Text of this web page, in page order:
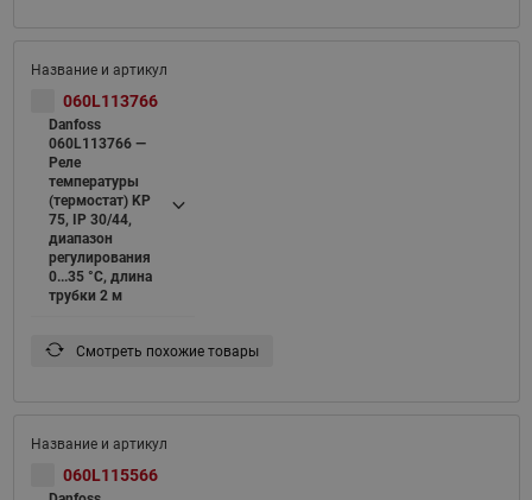
060L113766
Danfoss
060L113766 —
Реле
температуры
(термостат) KP
75, IP 30/44,
диапазон
регулирования
0...35 °C, длина
трубки 2 м
Смотреть похожие товары
060L115566